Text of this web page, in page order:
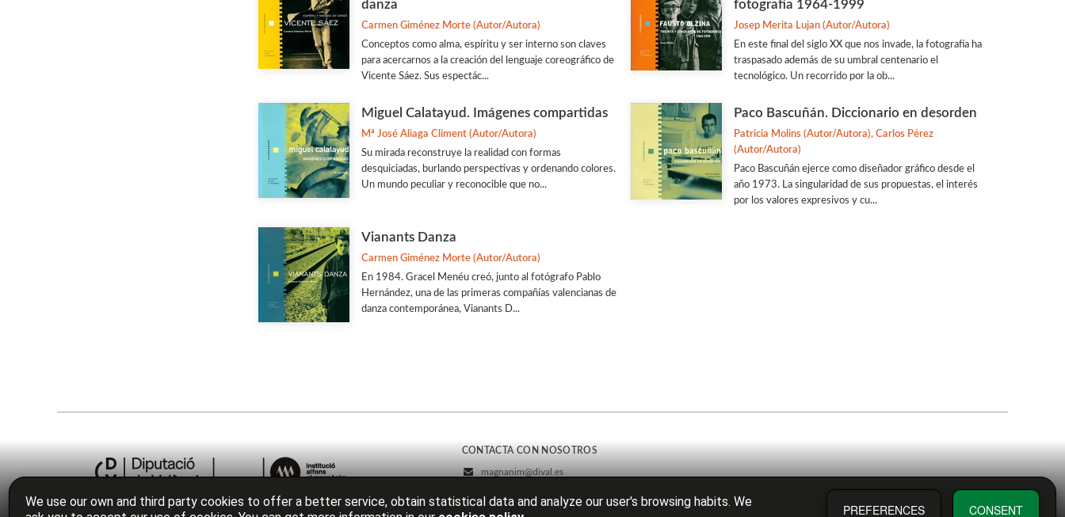
danza
Carmen Giménez Morte (Autor/Autora)
Conceptos como alma, espíritu y ser interno son claves
para acercarnos a la creación del lenguaje coreográfico de
Vicente Sáez. Sus espectác...
fotografía 1964-1999
Josep Merita Lujan (Autor/Autora)
En este final del siglo XX que nos invade, la fotografía ha
traspasado además de su umbral centenario el
tecnológico. Un recorrido por la ob...
Miguel Calatayud. Imágenes compartidas
Mª José Aliaga Climent (Autor/Autora)
Su mirada reconstruye la realidad con formas
desquiciadas, burlando perspectivas y ordenando colores.
Un mundo peculiar y reconocible que no...
Paco Bascuñán. Diccionario en desorden
Patricia Molins (Autor/Autora), Carlos Pérez
(Autor/Autora)
Paco Bascuñán ejerce como diseñador gráfico desde el
año 1973. La singularidad de sus propuestas, el interés
por los valores expresivos y cu...
Vianants Danza
Carmen Giménez Morte (Autor/Autora)
En 1984. Gracel Menéu creó, junto al fotógrafo Pablo
Hernández, una de las primeras compañías valencianas de
danza contemporánea, Vianants D...
CONTACTA CON NOSOTROS
magnanim@dival.es
We use our own and third party cookies to offer a better service, obtain statistical data and analyze our user's browsing habits. We
PREFERENCES CONSENT